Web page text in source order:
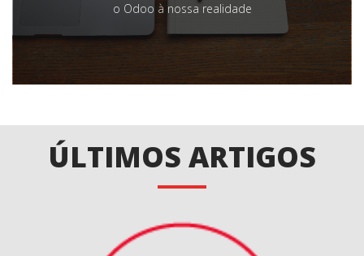
o Odoo à nossa realidade
ÚLTIMOS ARTIGOS